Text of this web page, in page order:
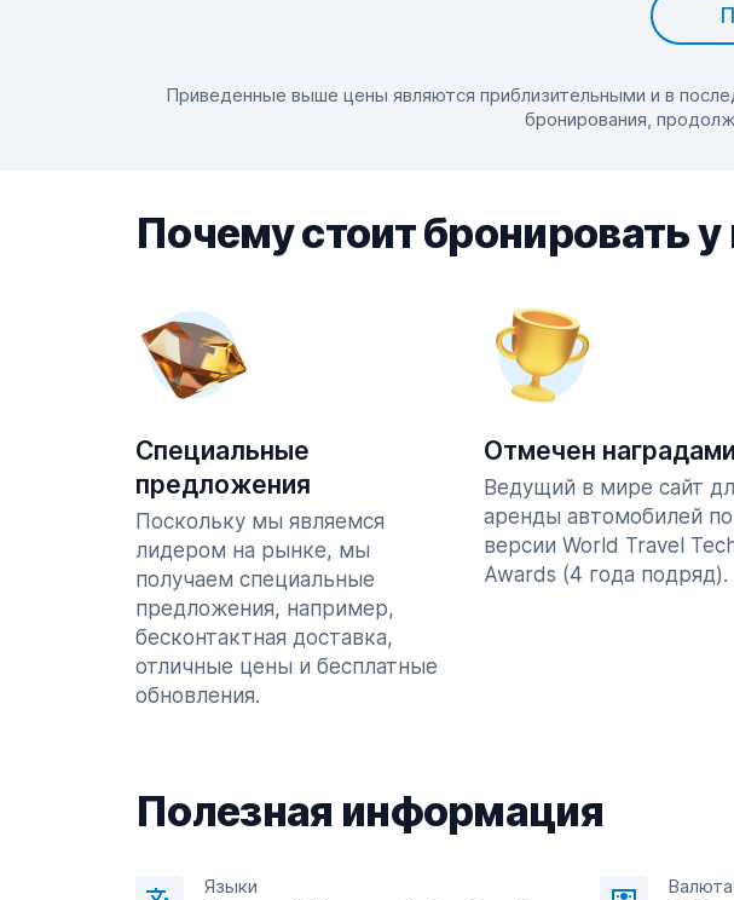
Приведенные выше цены являются приблизительными и в
бронирования,
Почему стоит бронировать у
Специальные
предложения
Поскольку мы являемся
лидером на рынке, мы
получаем специальные
предложения, например,
бесконтактная доставка,
отличные цены и бесплатные
обновления.
Отмечен наградами
Ведущий в мире сайт
аренды автомобилей по
версии World Travel
Awards (4 года подряд).
Полезная информация
Языки Валюта